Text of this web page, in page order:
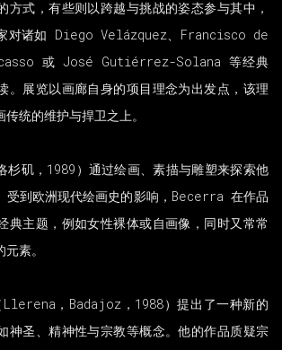
方式，有些则以跨越与挑战的姿态参与其中，
家对诸如 Diego Velázquez、Francisco de
或 José Gutiérrez-Solana 等经典
。展览以画廊自身的项目理念为出发点，该理
统的维护与捍卫之上。
矶，1989）通过绘画、素描与雕塑来探索他
受到欧洲现代绘画史的影响，Becerra 在作品
典主题，例如女性裸体或自画像，同时又常常
素。
，Badajoz，1988）提出了一种新的
神圣、精神性与宗教等概念。他的作品质疑宗